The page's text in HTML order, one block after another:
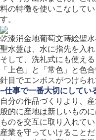
料の特徴を使いこなして
す。
乾漆消金地葡萄文蒔絵聖水
聖水盤は、水に指先を入
そして、洗礼式にも使え
「上色」と「常色」と色
針目でエンボスがつけられ
−仕事で一番大切にしてい
自分の作品づくりより、
般的に産地は新しいもの
ものを交互に取り入れて
産業を守っていけること